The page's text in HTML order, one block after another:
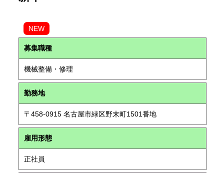
NEW
募集職種
機械整備・修理
勤務地
〒458-0915 名古屋市緑区野末町1501番地
雇用形態
正社員